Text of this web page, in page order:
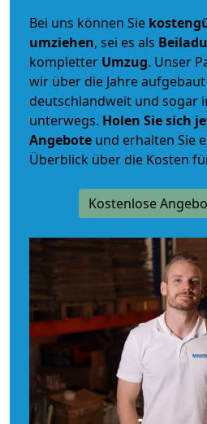
Bei uns können Sie
umziehen, sei es als
kompletter Umzug. Unser
wir über die Jahre
deutschlandweit und sogar
unterwegs. Holen Sie sich
Angebote und erhalten Sie
Überblick über die Kosten
Kostenlose